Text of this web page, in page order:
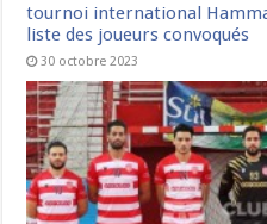
tournoi international
liste des joueurs convoqués
30 octobre 2023